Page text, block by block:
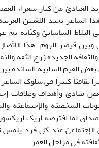
العبادیّ من کبار شعراء
الشاعر یجید اللغتین
الساسانیّ وکتّابه ثم
قیصر الروم. هذا
الجدیده زرع الثقه
القیم السلبیه السائده
ثقافیّاً کبیراً فی سلوک
مبادئ وأهداف وعلاقات
الشخصیّه والإجتماعیّه
لِما افترضه إریک
الإجتماعیّ عند کل فرد
فی مراحل العمر.